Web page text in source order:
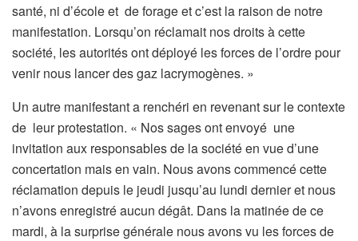
santé, ni d’école et de forage et c’est la raison de notre
manifestation. Lorsqu’on réclamait nos droits à cette
société, les autorités ont déployé les forces de l’ordre pour
venir nous lancer des gaz lacrymogènes. »
Un autre manifestant a renchéri en revenant sur le contexte
de leur protestation. « Nos sages ont envoyé une
invitation aux responsables de la société en vue d’une
concertation mais en vain. Nous avons commencé cette
réclamation depuis le jeudi jusqu’au lundi dernier et nous
n’avons enregistré aucun dégât. Dans la matinée de ce
mardi, à la surprise générale nous avons vu les forces de